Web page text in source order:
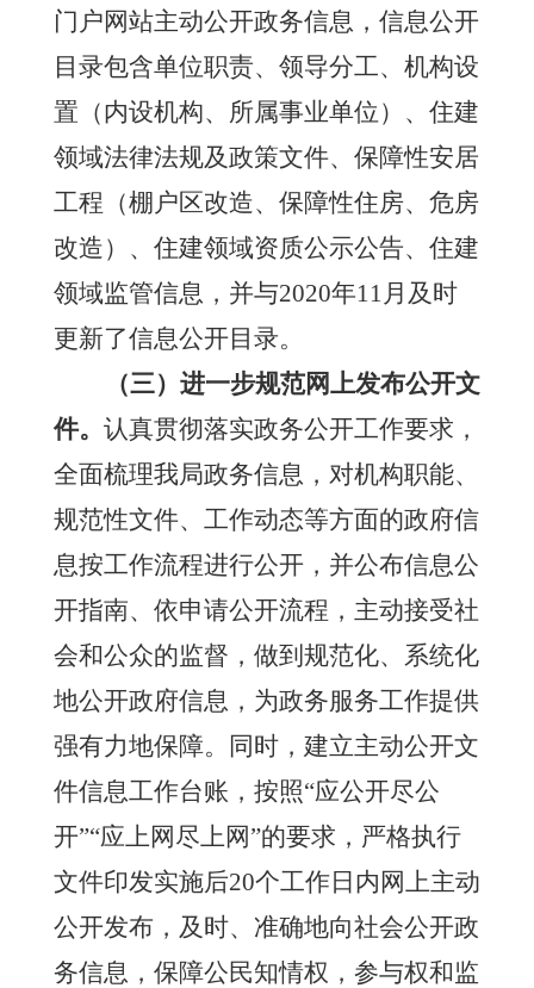
门户网站主动公开政务信息，信息公开
目录包含单位职责、领导分工、机构设
置（内设机构、所属事业单位）、住建
领域法律法规及政策文件、保障性安居
工程（棚户区改造、保障性住房、危房
改造）、住建领域资质公示公告、住建
领域监管信息，并与2020年11月及时
更新了信息公开目录。
（三） 进一步规范网上发布公开文
件。 认真贯彻落实政务公开工作要求，
全面梳理我局政务信息，对机构职能、
规范性文件、工作动态等方面的政府信
息按工作流程进行公开，并公布信息公
开指南、依申请公开流程，主动接受社
会和公众的监督，做到规范化、系统化
地公开政府信息，为政务服务工作提供
强有力地保障。同时， 建立主动公开文
件信息工作台账， 按照“应公开尽公
开”“应上网尽上网”的要求 ， 严格执行
文件印发实施后20个工作日内 网上主动
公开发布 ， 及时、 准确地向社会公开政
务信息，保障公民知情权，参与权和监